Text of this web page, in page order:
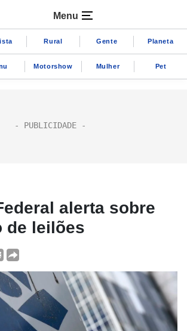
Menu
Rural Gente Planeta
Motorshow Mulher Pet
alerta sobre
de leilões